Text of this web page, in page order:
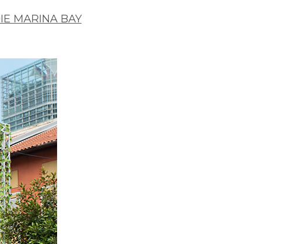
MARINA BAY